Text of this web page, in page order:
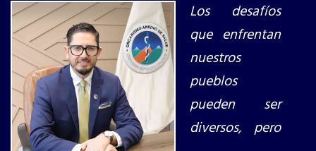
Los desafíos
que enfrentan
nuestros
pueblos
pueden ser
diversos, pero